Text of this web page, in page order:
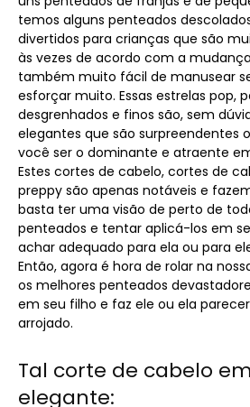
temos alguns penteados
divertidos para crianças que são
às vezes de acordo com a
também muito fácil de manusear
esforçar muito. Essas estrelas pop,
desgrenhados e finos são, sem
elegantes que são surpreendentes
você ser o dominante e atraente
Estes cortes de cabelo, cortes de
preppy são apenas notáveis ​​e
basta ter uma visão de perto de
penteados e tentar aplicá-los em
achar adequado para ela ou para
Então, agora é hora de rolar na
os melhores penteados
em seu filho e faz ele ou ela
arrojado.
Tal corte de cabelo
elegante: